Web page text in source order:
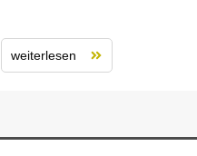
weiterlesen